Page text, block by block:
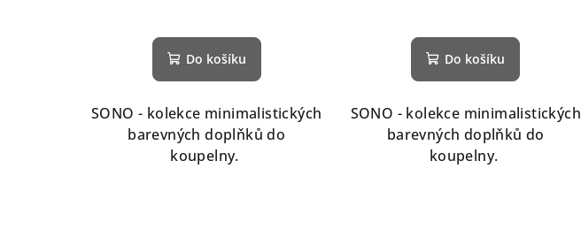
Do košíku
SONO - kolekce minimalistických
barevných doplňků do
koupelny.
hodnocení
produktu
je
5,0
z
5
hvězdiček.
Do košíku
SONO - kolekce minimalistických
barevných doplňků do
koupelny.